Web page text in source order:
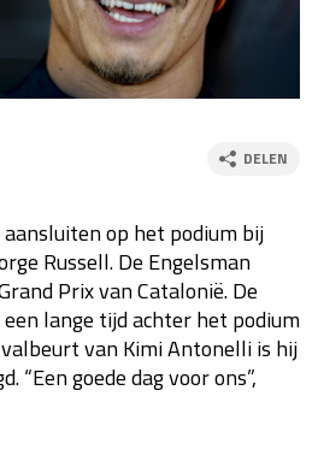
za 13:00 - 15:00
za 23:00 - 00:00
zo 21:00 - 23:00
za 19:00 - 20:00
zo 18:00 - 20:00
DELEN
op het podium bij
Russell. De Engelsman
Prix van Catalonië. De
lange tijd achter het podium
van Kimi Antonelli is hij
“Een goede dag voor ons”,